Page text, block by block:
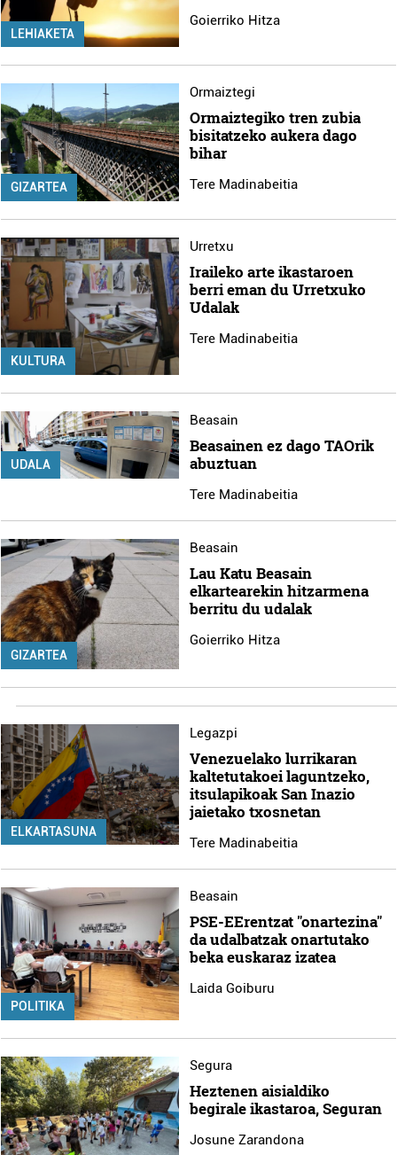
LEHIAKETA
Goierriko Hitza
GIZARTEA
Ormaiztegi
Ormaiztegiko tren zubia
bisitatzeko aukera dago
bihar
Tere Madinabeitia
KULTURA
Urretxu
Iraileko arte ikastaroen
berri eman du Urretxuko
Udalak
Tere Madinabeitia
UDALA
Beasain
Beasainen ez dago TAOrik
abuztuan
Tere Madinabeitia
GIZARTEA
Beasain
Lau Katu Beasain
elkartearekin hitzarmena
berritu du udalak
Goierriko Hitza
ELKARTASUNA
Legazpi
Venezuelako lurrikaran
kaltetutakoei laguntzeko,
itsulapikoak San Inazio
jaietako txosnetan
Tere Madinabeitia
POLITIKA
Beasain
PSE-EErentzat "onartezina"
da udalbatzak onartutako
beka euskaraz izatea
Laida Goiburu
Segura
Heztenen aisialdiko
begirale ikastaroa, Seguran
Josune Zarandona